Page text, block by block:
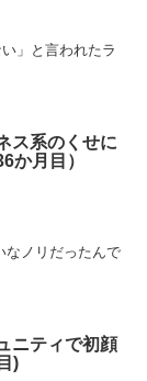
」と言われたラ
ス系のくせに
か月目）
なノリだったんで
ニティで初顔
)